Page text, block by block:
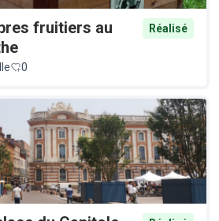
fruitiers au
Réalisé
0